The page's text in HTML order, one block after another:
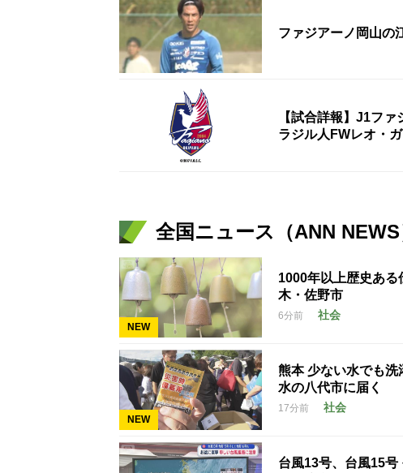
ファジアーノ岡山の
【試合詳報】J1フ
ラジル人FWレオ・
全国ニュース（ANN NEWS
NEW
1000年以上歴史あ
木・佐野市
6分前 社会
NEW
熊本 少ない水でも
水の八代市に届く
17分前 社会
台風13号、台風15